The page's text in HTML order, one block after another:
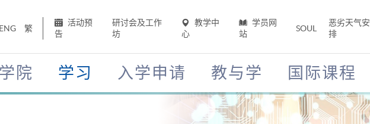
ENG 繁
活动预
告
研讨会及工作
坊
教学中
心
学员网
站
SOUL
恶劣天气安
排
院 学习 入学申请 教与学 国际课程